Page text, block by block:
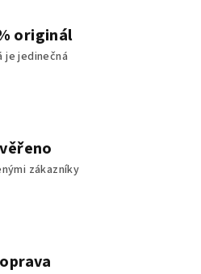
originál
je jedinečná
zákazníky